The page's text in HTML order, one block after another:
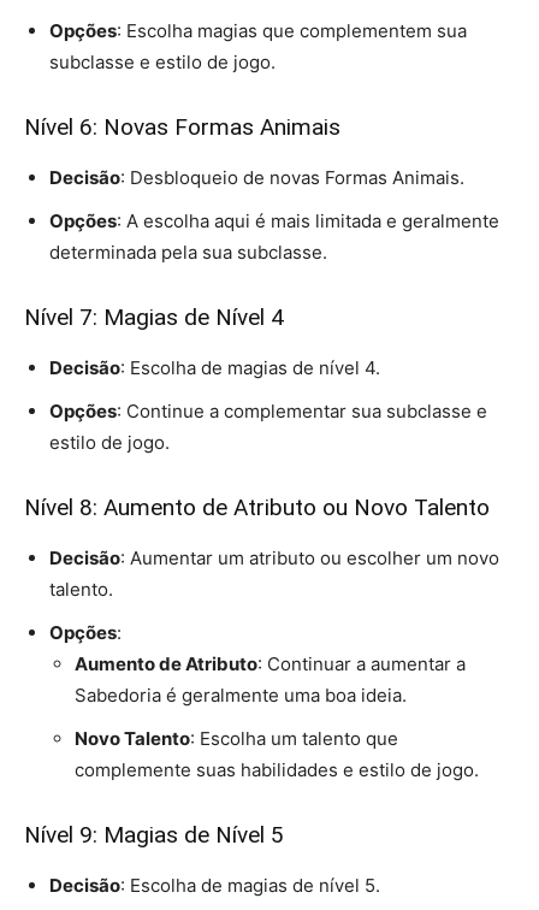
Opções: Escolha magias que complementem sua
subclasse e estilo de jogo.
Nível 6: Novas Formas Animais
Decisão: Desbloqueio de novas Formas Animais.
Opções: A escolha aqui é mais limitada e geralmente
determinada pela sua subclasse.
Nível 7: Magias de Nível 4
Decisão: Escolha de magias de nível 4.
Opções: Continue a complementar sua subclasse e
estilo de jogo.
Nível 8: Aumento de Atributo ou Novo Talento
Decisão: Aumentar um atributo ou escolher um novo
talento.
Opções:
Aumento de Atributo: Continuar a aumentar a
Sabedoria é geralmente uma boa ideia.
Novo Talento: Escolha um talento que
complemente suas habilidades e estilo de jogo.
Nível 9: Magias de Nível 5
Decisão: Escolha de magias de nível 5.